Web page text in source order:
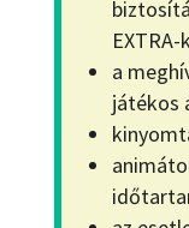
a
játékos